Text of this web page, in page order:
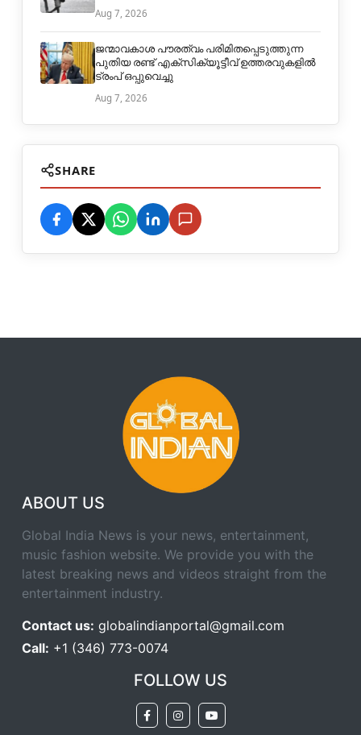
Aug 7, 2026
ജന്മാവകാശ പൗരത്വം പരിമിതപ്പെടുത്തുന്ന
പുതിയ രണ്ട് എക്സിക്യൂട്ടീവ് ഉത്തരവുകളിൽ
ട്രംപ് ഒപ്പുവെച്ചു
Aug 7, 2026
SHARE
ABOUT US
Global India News is your news, entertainment,
music fashion website. We provide you with the
latest breaking news and videos straight from the
entertainment industry.
Contact us: globalindianportal@gmail.com
Call: +1 (346) 773-0074
FOLLOW US